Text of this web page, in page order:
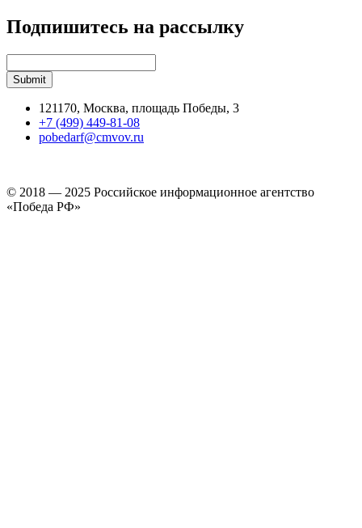
Подпишитесь на рассылку
121170, Москва, площадь Победы, 3
+7 (499) 449-81-08
pobedarf@cmvov.ru
© 2018 — 2025 Российское информационное агентство
«Победа РФ»